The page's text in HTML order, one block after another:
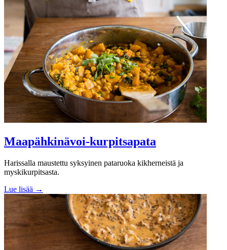
Maapähkinävoi-kurpitsapata
Harissalla maustettu syksyinen pataruoka kikherneistä ja
myskikurpitsasta.
Lue lisää →